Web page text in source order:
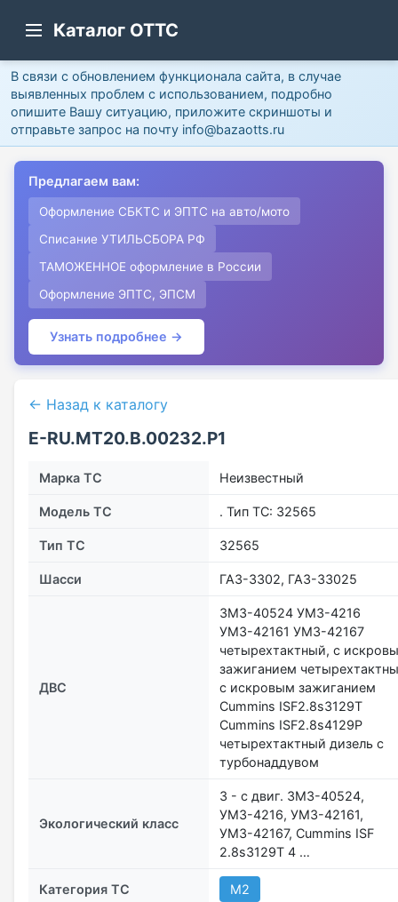
Каталог ОТТС
В связи с обновлением функционала сайта, в случае
выявленных проблем с использованием, подробно
опишите Вашу ситуацию, приложите скриншоты и
отправьте запрос на почту info@bazaotts.ru
Предлагаем вам:
Оформление СБКТС и ЭПТС на авто/мото
Списание УТИЛЬСБОРА РФ
ТАМОЖЕННОЕ оформление в России
Оформление ЭПТС, ЭПСМ
Узнать подробнее →
← Назад к каталогу
E-RU.МТ20.В.00232.Р1
Марка ТС Неизвестный
Модель ТС . Тип ТС: 32565
Тип ТС 32565
Шасси ГАЗ-3302, ГАЗ-33025
ДВС
ЗМЗ-40524 УМЗ-4216
УМЗ-42161 УМЗ-42167
четырехтактный, с
зажиганием
с искровым зажиганием
Cummins ISF2.8s3129Т
Cummins ISF2.8s4129Р
четырехтактный дизель с
турбонаддувом
Экологический класс
3 - с двиг. ЗМЗ-40524,
УМЗ-4216, УМЗ-42161,
УМЗ-42167, Cummins ISF
2.8s3129T 4 …
Категория ТС М2